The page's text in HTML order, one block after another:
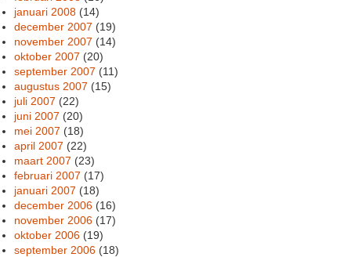
januari 2008 (14)
december 2007 (19)
november 2007 (14)
oktober 2007 (20)
september 2007 (11)
augustus 2007 (15)
juli 2007 (22)
juni 2007 (20)
mei 2007 (18)
april 2007 (22)
maart 2007 (23)
februari 2007 (17)
januari 2007 (18)
december 2006 (16)
november 2006 (17)
oktober 2006 (19)
september 2006 (18)